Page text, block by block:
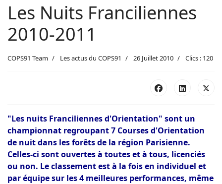
Les Nuits Franciliennes
2010-2011
COPS91 Team Les actus du COPS91 26 Juillet 2010 Clics : 120
"Les nuits Franciliennes d'Orientation" sont un
championnat regroupant 7 Courses d'Orientation
de nuit dans les forêts de la région Parisienne.
Celles-ci sont ouvertes à toutes et à tous, licenciés
ou non. Le classement est à la fois en individuel et
par équipe sur les 4 meilleures performances, même